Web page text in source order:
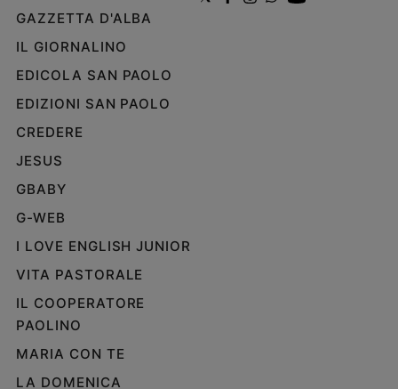
GAZZETTA D'ALBA
IL GIORNALINO
EDICOLA SAN PAOLO
EDIZIONI SAN PAOLO
CREDERE
JESUS
GBABY
G-WEB
I LOVE ENGLISH JUNIOR
VITA PASTORALE
IL COOPERATORE
PAOLINO
MARIA CON TE
LA DOMENICA